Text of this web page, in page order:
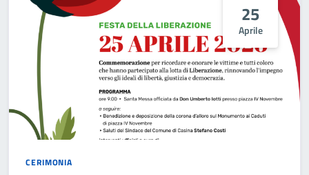
25
Aprile
CERIMONIA